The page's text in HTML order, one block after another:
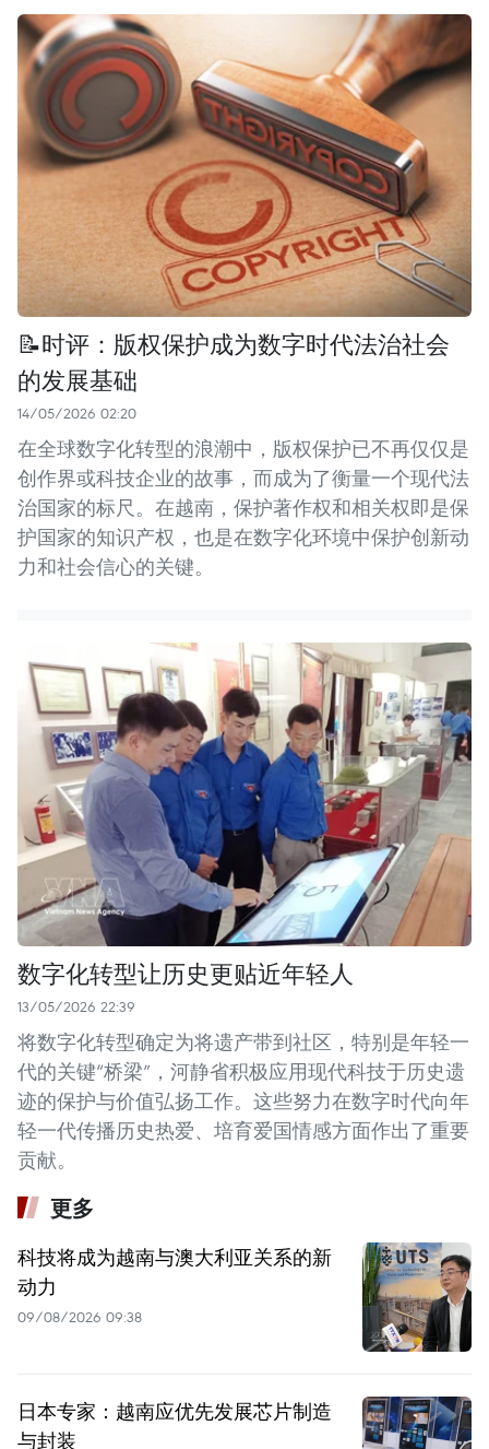
📝时评：版权保护成为数字时代法治社会
的发展基础
14/05/2026 02:20
在全球数字化转型的浪潮中，版权保护已不再仅仅是
创作界或科技企业的故事，而成为了衡量一个现代法
治国家的标尺。在越南，保护著作权和相关权即是保
护国家的知识产权，也是在数字化环境中保护创新动
力和社会信心的关键。
数字化转型让历史更贴近年轻人
13/05/2026 22:39
将数字化转型确定为将遗产带到社区，特别是年轻一
代的关键“桥梁”，河静省积极应用现代科技于历史遗
迹的保护与价值弘扬工作。这些努力在数字时代向年
轻一代传播历史热爱、培育爱国情感方面作出了重要
贡献。
更多
科技将成为越南与澳大利亚关系的新
动力
09/08/2026 09:38
日本专家：越南应优先发展芯片制造
与封装